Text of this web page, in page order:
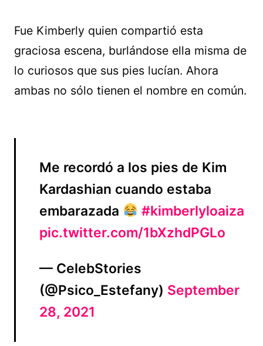
Fue Kimberly quien compartió esta
graciosa escena, burlándose ella misma de
lo curiosos que sus pies lucían. Ahora
ambas no sólo tienen el nombre en común.
Me recordó a los pies de Kim
Kardashian cuando estaba
embarazada
#kimberlyloaiza
pic.twitter.com/1bXzhdPGLo
— CelebStories
(@Psico_Estefany) September
28, 2021